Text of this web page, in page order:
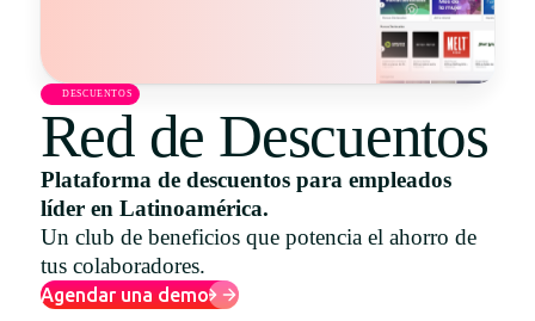
Español
English
Português
DESCUENTOS
Red de Descuentos
Plataforma de descuentos para empleados
líder en Latinoamérica.
Un club de beneficios que potencia el ahorro de
tus colaboradores.
Agendar una demo